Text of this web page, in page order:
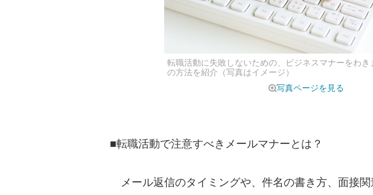
転職活動に失敗しないための、ビジネスマナーをわき
の方法を紹介（写真はイメージ）
写真ページを見る
■転職活動で注意すべきメールマナーとは？
メール返信のタイミングや、件名の書き方、面接